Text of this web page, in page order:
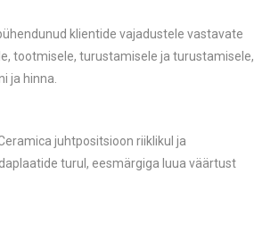
klientide vajadustele vastavate
tootmisele, turustamisele ja turustamisele,
ja hinna.
juhtpositsioon riiklikul ja
turul, eesmärgiga luua väärtust